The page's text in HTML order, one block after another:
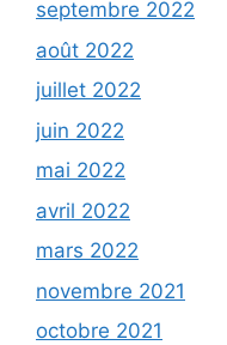
septembre 2022
août 2022
juillet 2022
juin 2022
mai 2022
avril 2022
mars 2022
novembre 2021
octobre 2021